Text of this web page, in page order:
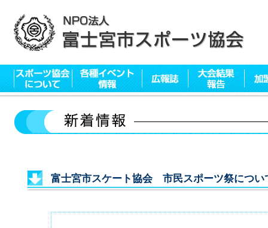
富士宮市スケート協会 市民スポーツ祭につい